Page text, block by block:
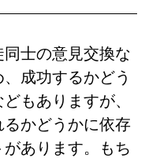
士の意見交換な
成功するかどう
もありますが、
かどうかに依存
あります。もち